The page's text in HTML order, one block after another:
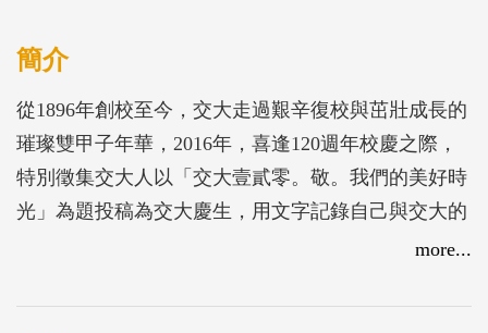
簡介
從1896年創校至今，交大走過艱辛復校與茁壯成長的
璀璨雙甲子年華，2016年，喜逢120週年校慶之際，
特別徵集交大人以「交大壹貳零。敬。我們的美好時
光」為題投稿為交大慶生，用文字記錄自己與交大的
甜蜜關係，並邀請曾帶領交大不斷向前的掌舵人們，
想並感念所有交大人對學校付出的努力。也獻上校史
more...